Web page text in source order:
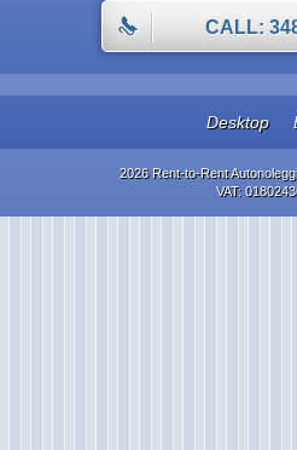
CALL:
Desktop
2026 Rent-to-Rent
VAT: